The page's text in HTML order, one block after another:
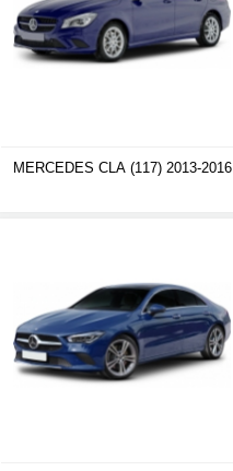
MERCEDES CLA (117) 2013-2016